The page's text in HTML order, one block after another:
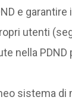
e
utenti
nella PDND
sistema di